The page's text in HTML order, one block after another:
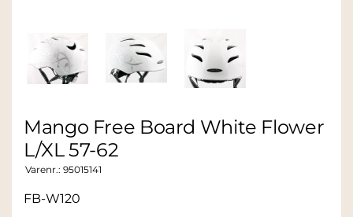
Mango Free Board White Flower
L/XL 57-62
Varenr.: 95015141
FB-W120